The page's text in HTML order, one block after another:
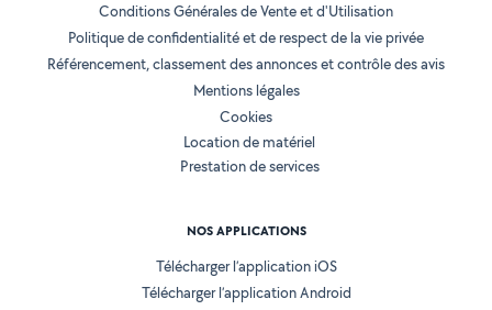
Conditions Générales de Vente et d'Utilisation
Politique de confidentialité et de respect de la vie privée
Référencement, classement des annonces et contrôle des avis
Mentions légales
Cookies
Location de matériel
Prestation de services
NOS APPLICATIONS
Télécharger l’application iOS
Télécharger l’application Android